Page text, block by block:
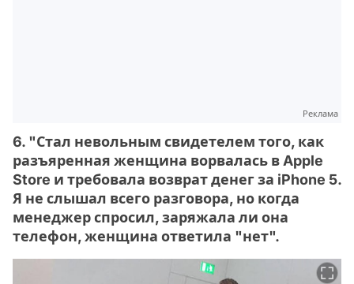
Реклама
6. "Стал невольным свидетелем того, как
разъяренная женщина ворвалась в Apple
Store и требовала возврат денег за iPhone 5.
Я не слышал всего разговора, но когда
менеджер спросил, заряжала ли она
телефон, женщина ответила "нет".